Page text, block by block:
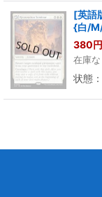
[英語
{白/
380円
在庫な
状態